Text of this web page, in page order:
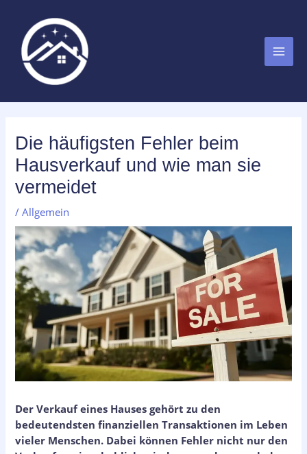
springen
Die häufigsten Fehler beim
Hausverkauf und wie man sie
vermeidet
/Allgemein
Der Verkauf eines Hauses gehört zu den
bedeutendsten finanziellen Transaktionen im Leben
vieler Menschen. Dabei können Fehler nicht nur den